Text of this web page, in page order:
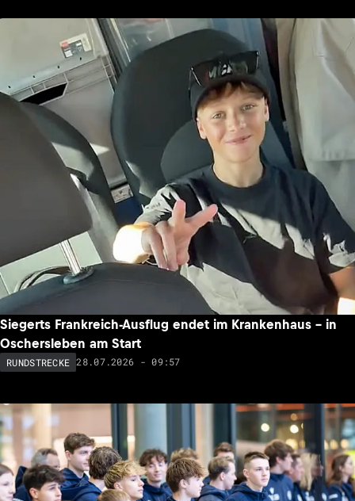
Siegerts Frankreich-Ausflug endet im Krankenhaus – in
Oschersleben am Start
RUNDSTRECKE 28.07.2026 - 09:57